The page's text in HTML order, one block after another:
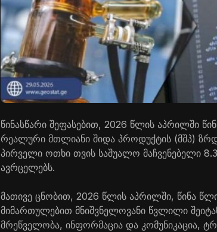
წინასწარი შეფასებით, 2026 წლის აპრილში
რეალური მთლიანი შიდა პროდუქტის (მშპ)
პირველი ოთხი თვის საშუალო მაჩვენებელი
ავრცელებს.
მათივე ცნობით, 2026 წლის აპრილში, წინა
მიმართულებით მნიშვნელოვანი წვლილი
მრეწველობა, ინფორმაცია და კომუნიკაცია,